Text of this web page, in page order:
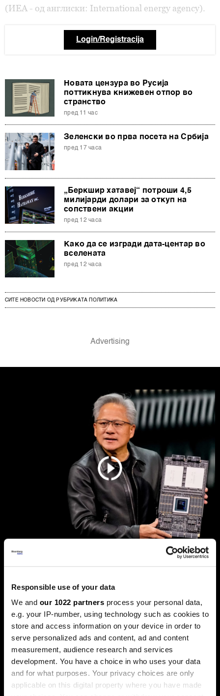
Responsible use of your data
We and our 1022 partners process your personal data,
e.g. your IP-number, using technology such as cookies to
store and access information on your device in order to
serve personalized ads and content, ad and content
measurement, audience research and services
development. You have a choice in who uses your data
and for what purposes. Your privacy choices are only
applicable on this digital property where you have made
(ИЕA - од англиски: International energy agency).
Login/Registracija
Новата цензура во Русија
поттикнува книжевен отпор во
странство
пред 11 час
Зеленски во прва посета на Србија
пред 17 часа
„Беркшир хатавеј“ потроши 4,5
милијарди долари за откуп на
сопствени акции
пред 12 часа
Како да се изгради дата-центар во
вселената
пред 12 часа
СИТЕ НОВОСТИ ОД РУБРИКАТА ПОЛИТИКА
Дали „Енвидија“ е новиот дот-
што планира Фед
Пазарите оваа недела беа обележани со големи
прашања. Технолошкиот гигант „Енвидија“ ја проби
границата на пазарна капитализација од пет билиони
долари, поттикнувајќи дебати за нов балон, додека
златото, по рекордните височини, доживеа остра
корекција.